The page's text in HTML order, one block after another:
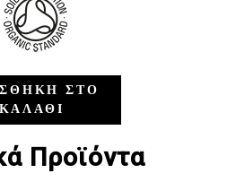
ΣΤΟ
ΚΑΛΆΘΙ
Προϊόντα